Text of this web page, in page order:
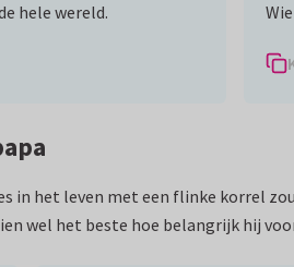
hele wereld.
het leven met een flinke korrel
wel het beste hoe belangrijk hij